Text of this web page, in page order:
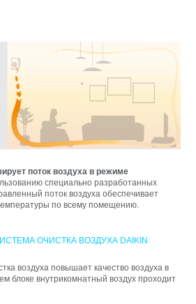
поток воздуха в режиме
специально разработанных
поток воздуха обеспечивает
по всему помещению.
ОЧИСТКА ВОЗДУХА DAIKIN
воздуха повышает качество воздуха в
блоке внутрикомнатный воздух проходит